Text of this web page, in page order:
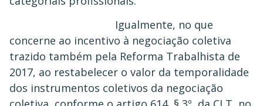
Igualmente, no que
concerne ao incentivo à negociação coletiva
trazido também pela Reforma Trabalhista de
2017, ao restabelecer o valor da temporalidade
dos instrumentos coletivos da negociação